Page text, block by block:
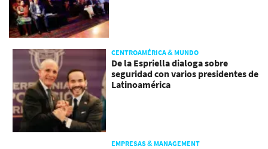
CENTROAMÉRICA & MUNDO
De la Espriella dialoga sobre
seguridad con varios presidentes de
Latinoamérica
EMPRESAS & MANAGEMENT